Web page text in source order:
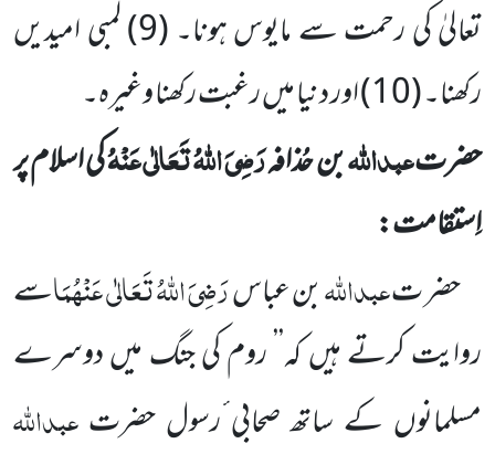
تعالیٰ کی رحمت سے مایوس ہونا۔ (9) لمبی امیدیں
رکھنا۔ (10) اور دنیا میں رغبت رکھنا وغیرہ۔
حضرتعبداللہبن حُذافہرَضِیَ اللہُ تَعَالٰی عَنْہُکی اسلام پر
اِستقامت:
حضر تعبداللہبن عباسرَضِیَ اللہُ تَعَالٰی عَنْہُمَاسے
روایت کرتے ہیں کہ’’ روم کی جنگ میں دوسرے
مسلمانوں کے ساتھ صحابی ٔرسول حضرتعبداللہ